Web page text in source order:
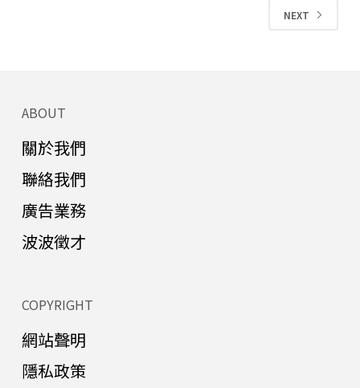
NEXT
ABOUT
關於我們
聯絡我們
廣告業務
波波徵才
COPYRIGHT
網站聲明
隱私政策